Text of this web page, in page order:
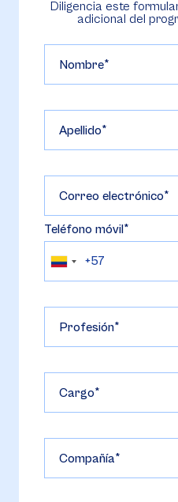
Diligencia este
adicional del
Nombre
Apellido
Correo electrónico
Teléfono móvil
Profesión
Cargo
Compañía